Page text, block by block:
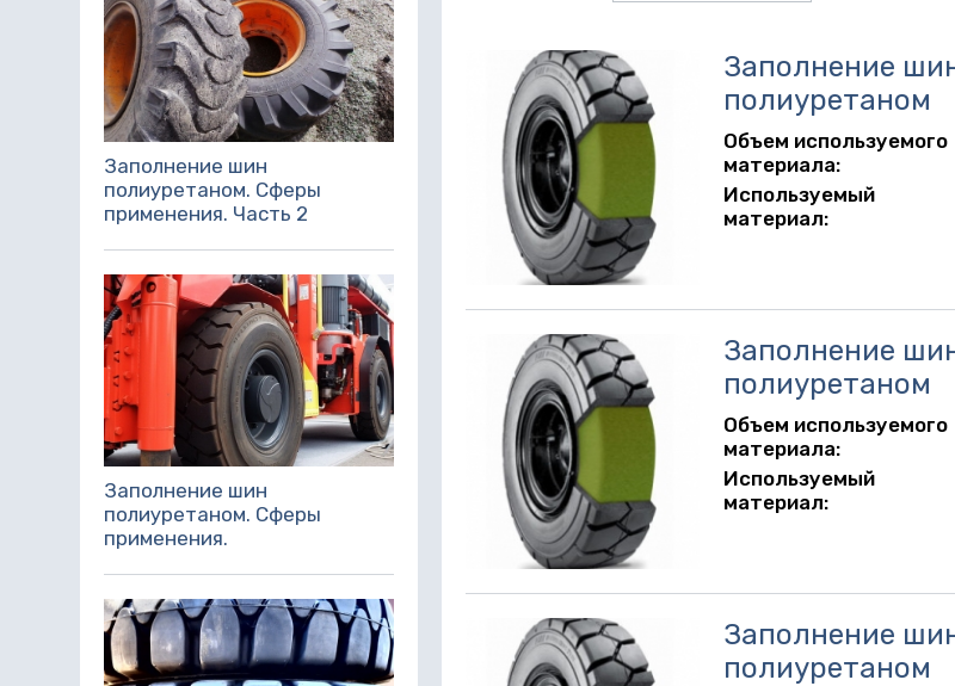
Заполнение шин
полиуретаном. Сферы
применения. Часть 2
Заполнение шин
полиуретаном. Сферы
применения.
Заполнение
полиуретаном
Объем используемого
материала:
Используемый
материал:
Заполнение
полиуретаном
Объем используемого
материала:
Используемый
материал:
Заполнение
полиуретаном